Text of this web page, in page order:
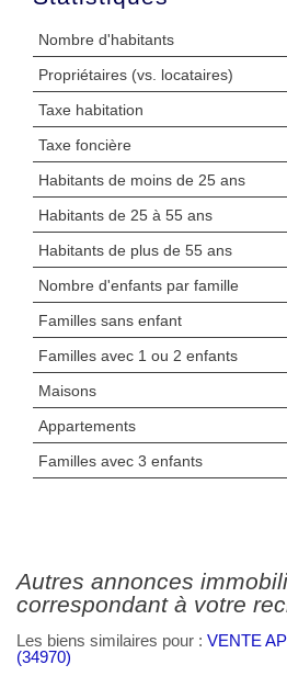
Nombre d'habitants
Propriétaires (vs. locataires)
Taxe habitation
Taxe foncière
Habitants de moins de 25 ans
Habitants de 25 à 55 ans
Habitants de plus de 55 ans
Nombre d'enfants par famille
Familles sans enfant
Familles avec 1 ou 2 enfants
Maisons
Appartements
Familles avec 3 enfants
autres annonces immobilières
correspondant à votre
Les biens similaires pour : VENTE
(34970)